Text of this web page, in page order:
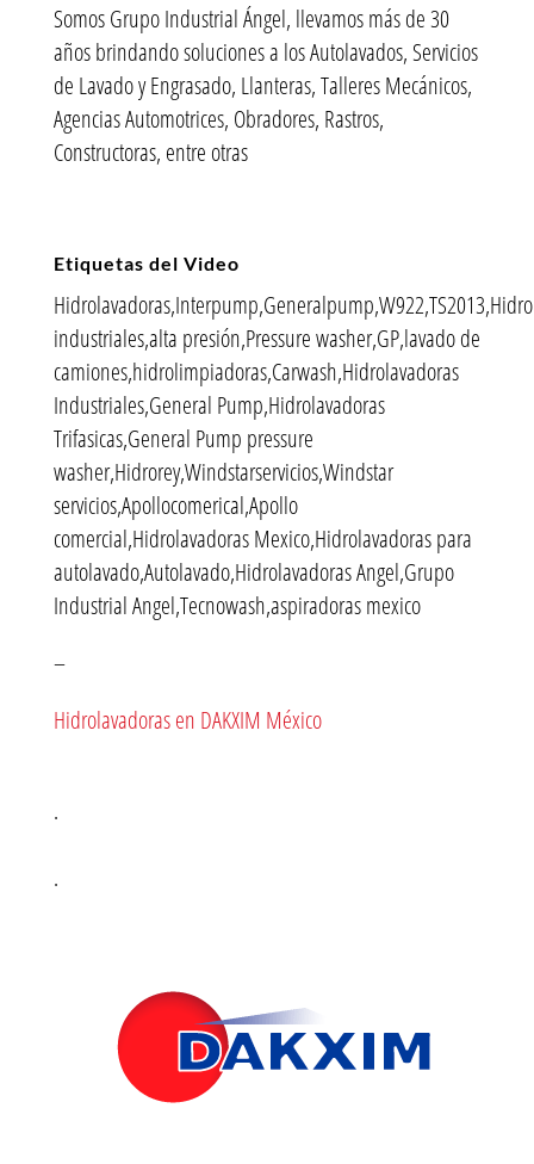
Somos Grupo Industrial Ángel, llevamos más de 30
años brindando soluciones a los Autolavados, Servicios
de Lavado y Engrasado, Llanteras, Talleres Mecánicos,
Agencias Automotrices, Obradores, Rastros,
Constructoras, entre otras
Etiquetas del Video
industriales,alta presión,Pressure washer,GP,lavado de
camiones,hidrolimpiadoras,Carwash,Hidrolavadoras
Industriales,General Pump,Hidrolavadoras
Trifasicas,General Pump pressure
washer,Hidrorey,Windstarservicios,Windstar
servicios,Apollocomerical,Apollo
comercial,Hidrolavadoras Mexico,Hidrolavadoras para
autolavado,Autolavado,Hidrolavadoras Angel,Grupo
Industrial Angel,Tecnowash,aspiradoras mexico
–
Hidrolavadoras en DAKXIM México
.
.